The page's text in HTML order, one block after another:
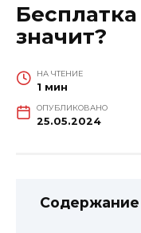
значит?
НА ЧТЕНИЕ
1 мин
ОПУБЛИКОВАНО
25.05.2024
Содержание